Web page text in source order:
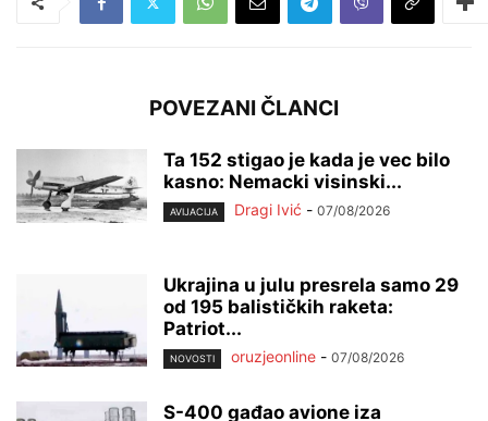
POVEZANI ČLANCI
Ta 152 stigao je kada je vec bilo
kasno: Nemacki visinski...
AVIJACIJA Dragi Ivić - 07/08/2026
Ukrajina u julu presrela samo 29
od 195 balističkih raketa:
Patriot...
NOVOSTI oruzjeonline - 07/08/2026
S-400 gađao avione iza